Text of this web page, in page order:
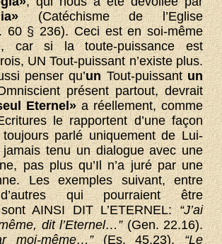
(Catéchisme de l’Eglise
60 § 236). Ceci est en soi-même
car si la toute-puissance est
UN Tout-puissant n’existe plus.
penser qu’unTout-puissantun
présent partout, devrait
Eternel»a réellement, comme
le rapportent d’une façon
toujours parlé uniquement de Lui-
jamais tenu un dialogue avec une
pas plus qu’Il n’a juré par une
Les exemples suivant, entre
qui pourraient être
AINSI DIT L’ETERNEL:“J’ai
dit l’Eternel…”(Gen. 22.16).
moi-même…”(Es. 45.23).“Le